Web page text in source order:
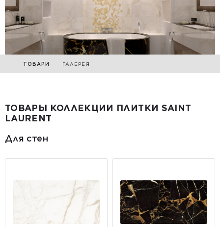
ТОВАРИ ГАЛЕРЕЯ
ТОВАРЫ КОЛЛЕКЦИИ ПЛИТКИ SAINT
LAURENT
Для стен